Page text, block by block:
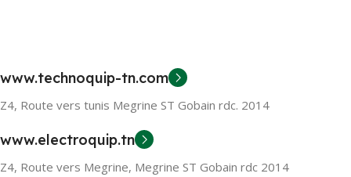
www.technoquip-tn.com
Z4, Route vers tunis Megrine ST Gobain rdc. 2014
www.electroquip.tn
Z4, Route vers Megrine, Megrine ST Gobain rdc 2014